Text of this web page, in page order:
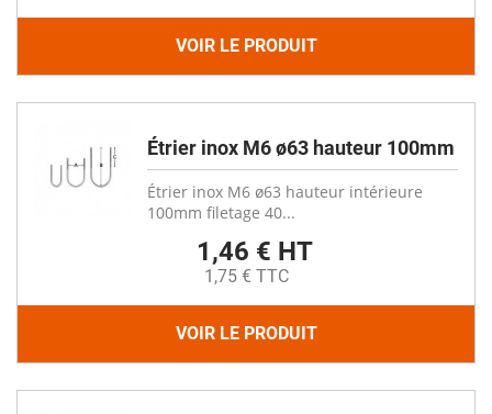
VOIR LE PRODUIT
Étrier inox M6 ø63 hauteur 100mm
Étrier inox M6 ø63 hauteur intérieure
100mm filetage 40...
1,46 € HT
1,75 € TTC
VOIR LE PRODUIT